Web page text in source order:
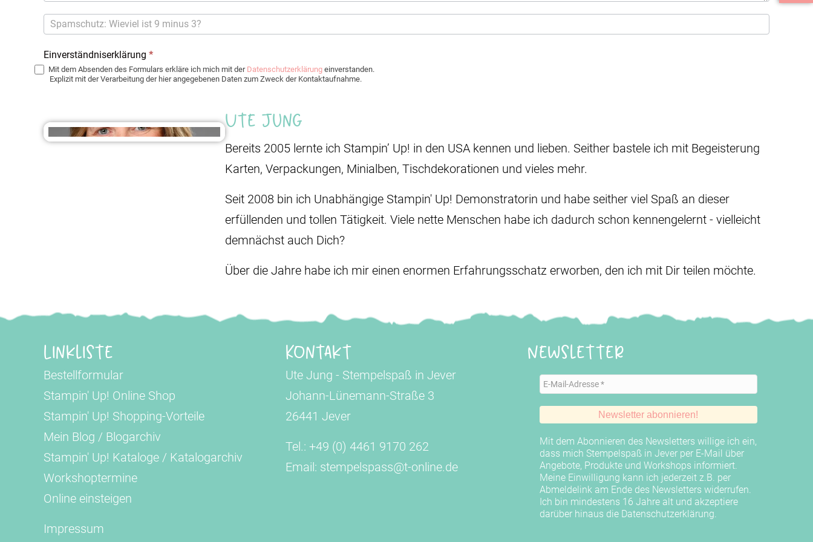
Einverständniserklärung *
Mit dem Absenden des Formulars erkläre ich mich mit der Datenschutzerklärung einverstanden.
Explizit mit der Verarbeitung der hier angegebenen Daten zum Zweck der Kontaktaufnahme.
Ute Jung
Bereits 2005 lernte ich Stampin’ Up! in den USA kennen und lieben. Seither bastele ich mit Begeisterung
Karten, Verpackungen, Minialben, Tischdekorationen und vieles mehr.
Seit 2008 bin ich Unabhängige Stampin' Up! Demonstratorin und habe seither viel Spaß an dieser
erfüllenden und tollen Tätigkeit. Viele nette Menschen habe ich dadurch schon kennengelernt - vielleicht
demnächst auch Dich?
Über die Jahre habe ich mir einen enormen Erfahrungsschatz erworben, den ich mit Dir teilen möchte.
Linkliste
Bestellformular
Stampin' Up! Online Shop
Stampin' Up! Shopping-Vorteile
Mein Blog / Blogarchiv
Stampin' Up! Kataloge / Katalogarchiv
Workshoptermine
Online einsteigen
Impressum
Kontakt
Ute Jung - Stempelspaß in Jever
Johann-Lünemann-Straße 3
26441 Jever
Tel.: +49 (0) 4461 9170 262
Email: stempelspass@t-online.de
Newsletter
Mit dem Abonnieren des Newsletters willige ich ein,
dass mich Stempelspaß in Jever per E-Mail über
Angebote, Produkte und Workshops informiert.
Meine Einwilligung kann ich jederzeit z.B. per
Abmeldelink am Ende des Newsletters widerrufen.
Ich bin mindestens 16 Jahre alt und akzeptiere
darüber hinaus die Datenschutzerklärung.